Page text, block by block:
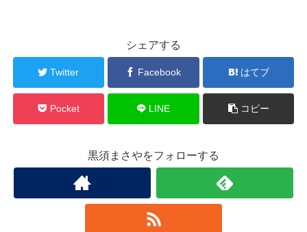
シェアする
Twitter Facebook はてブ
Pocket LINE コピー
黒須まさやをフォローする